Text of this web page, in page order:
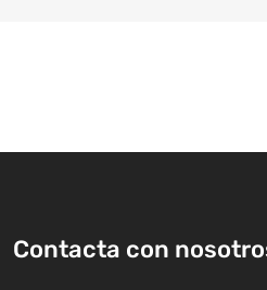
Contacta con